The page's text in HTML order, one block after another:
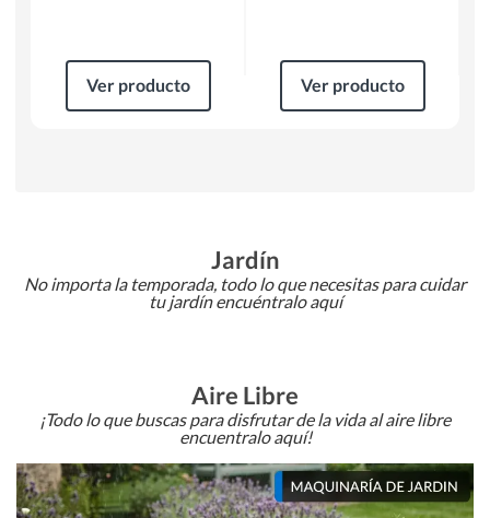
Ver producto Ver producto
Jardín
No importa la temporada, todo lo que necesitas para cuidar
tu jardín encuéntralo aquí
Aire Libre
¡Todo lo que buscas para disfrutar de la vida al aire libre
encuentralo aquí!